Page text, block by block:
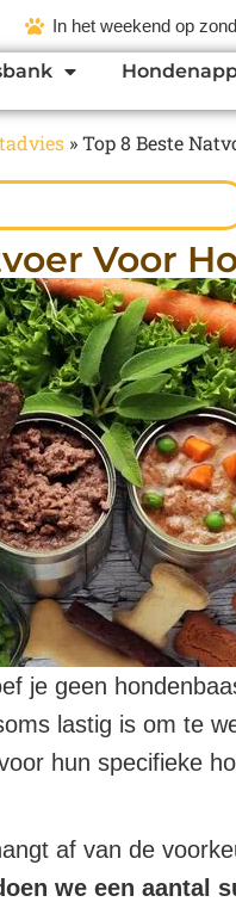
In het weekend op
»Top 8 Beste
Voor
je geen
lastig is om te
hun specifieke
af van de
we een aantal